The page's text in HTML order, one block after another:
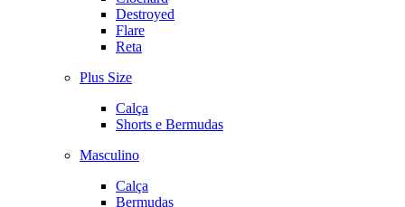
Destroyed
Flare
Reta
Plus Size
Calça
Shorts e Bermudas
Masculino
Calça
Bermudas